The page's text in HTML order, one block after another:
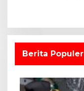
Berita Populer